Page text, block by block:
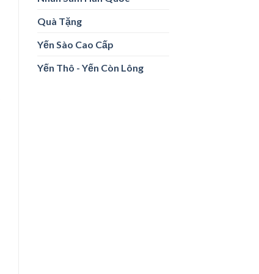
Quà Tặng
Yến Sào Cao Cấp
Yến Thô - Yến Còn Lông